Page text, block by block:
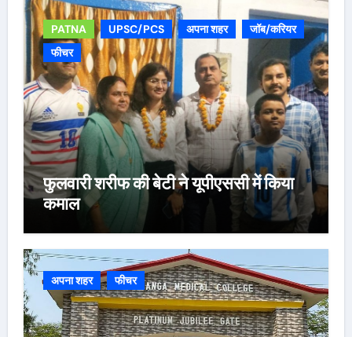
PATNA UPSC/PCS अपना शहर
जॉब/करियर
फीचर
फुलवारी शरीफ की बेटी ने यूपीएससी में किया
कमाल
अपना शहर फीचर